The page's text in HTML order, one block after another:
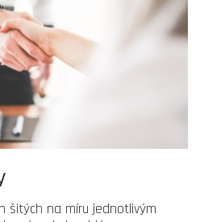
šitých na míru jednotlivým